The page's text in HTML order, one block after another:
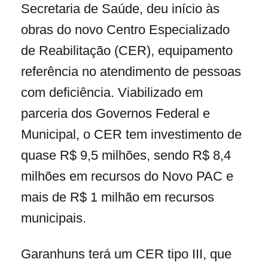
Secretaria de Saúde, deu início às
obras do novo Centro Especializado
de Reabilitação (CER), equipamento
referência no atendimento de pessoas
com deficiência. Viabilizado em
parceria dos Governos Federal e
Municipal, o CER tem investimento de
quase R$ 9,5 milhões, sendo R$ 8,4
milhões em recursos do Novo PAC e
mais de R$ 1 milhão em recursos
municipais.
Garanhuns terá um CER tipo III, que